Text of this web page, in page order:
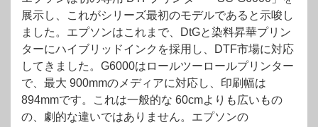
展示し、これがシリーズ最初のモデルであると示唆し
ました。エプソンはこれまで、DtGと染料昇華プリン
ターにハイブリッドインクを採用し、DTF市場に対応
してきました。G6000はロールツーロールプリンター
で、最大 900mmのメディアに対応し、印刷幅は
894mmです。これは一般的な 60cmよりも広いもの
の、劇的な違いではありません。エプソンの